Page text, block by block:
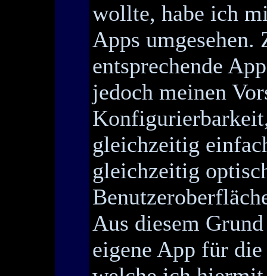
wollte, habe ich
Apps
entsprechende
jedoch meinen
gleichzeitig
gleichzeitig
Aus diesem
eigene App für